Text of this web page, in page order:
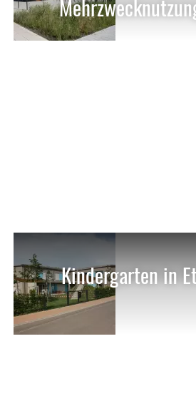
Kindergarten in